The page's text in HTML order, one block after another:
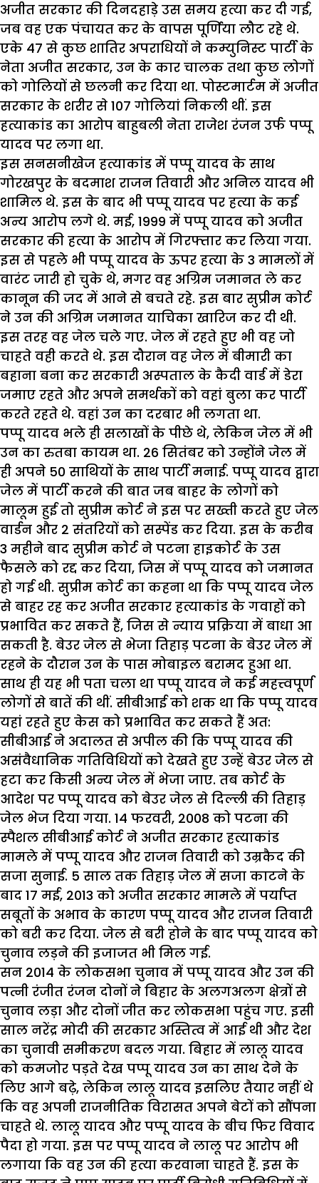
अजीत सरकार की दिनदहाड़े उस समय हत्या कर दी गई,
जब वह एक पंचायत कर के वापस पूर्णिया लौट रहे थे.
एके 47 से कुछ शातिर अपराधियों ने कम्युनिस्ट पार्टी के
नेता अजीत सरकार, उन के कार चालक तथा कुछ लोगों
को गोलियों से छलनी कर दिया था. पोस्टमार्टम में अजीत
सरकार के शरीर से 107 गोलियां निकली थीं. इस
हत्याकांड का आरोप बाहुबली नेता राजेश रंजन उर्फ पप्पू
यादव पर लगा था.
इस सनसनीखेज हत्याकांड में पप्पू यादव के साथ
गोरखपुर के बदमाश राजन तिवारी और अनिल यादव भी
शामिल थे. इस के बाद भी पप्पू यादव पर हत्या के कई
अन्य आरोप लगे थे. मई, 1999 में पप्पू यादव को अजीत
सरकार की हत्या के आरोप में गिरफ्तार कर लिया गया.
इस से पहले भी पप्पू यादव के ऊपर हत्या के 3 मामलों में
वारंट जारी हो चुके थे, मगर वह अग्रिम जमानत ले कर
कानून की जद में आने से बचते रहे. इस बार सुप्रीम कोर्ट
ने उन की अग्रिम जमानत याचिका खारिज कर दी थी.
इस तरह वह जेल चले गए. जेल में रहते हुए भी वह जो
चाहते वही करते थे. इस दौरान वह जेल में बीमारी का
बहाना बना कर सरकारी अस्पताल के कैदी वार्ड में डेरा
जमाए रहते और अपने समर्थकों को वहां बुला कर पार्टी
करते रहते थे. वहां उन का दरबार भी लगता था.
पप्पू यादव भले ही सलाखों के पीछे थे, लेकिन जेल में भी
उन का रुतबा कायम था. 26 सितंबर को उन्होंने जेल में
ही अपने 50 साथियों के साथ पार्टी मनाई. पप्पू यादव द्वारा
जेल में पार्टी करने की बात जब बाहर के लोगों को
मालूम हुई तो सुप्रीम कोर्ट ने इस पर सख्ती करते हुए जेल
वार्डन और 2 संतरियों को सस्पेंड कर दिया. इस के करीब
3 महीने बाद सुप्रीम कोर्ट ने पटना हाइकोर्ट के उस
फैसले को रद्द कर दिया, जिस में पप्पू यादव को जमानत
हो गई थी. सुप्रीम कोर्ट का कहना था कि पप्पू यादव जेल
से बाहर रह कर अजीत सरकार हत्याकांड के गवाहों को
प्रभावित कर सकते हैं, जिस से न्याय प्रक्रिया में बाधा आ
सकती है. बेउर जेल से भेजा तिहाड़ पटना के बेउर जेल में
रहने के दौरान उन के पास मोबाइल बरामद हुआ था.
साथ ही यह भी पता चला था पप्पू यादव ने कई महत्त्वपूर्ण
लोगों से बातें की थीं. सीबीआई को शक था कि पप्पू यादव
यहां रहते हुए केस को प्रभावित कर सकते हैं अत:
सीबीआई ने अदालत से अपील की कि पप्पू यादव की
असंवैधानिक गतिविधियों को देखते हुए उन्हें बेउर जेल से
हटा कर किसी अन्य जेल में भेजा जाए. तब कोर्ट के
आदेश पर पप्पू यादव को बेउर जेल से दिल्ली की तिहाड़
जेल भेज दिया गया. 14 फरवरी, 2008 को पटना की
स्पैशल सीबीआई कोर्ट ने अजीत सरकार हत्याकांड
मामले में पप्पू यादव और राजन तिवारी को उम्रकैद की
सजा सुनाई. 5 साल तक तिहाड़ जेल में सजा काटने के
बाद 17 मई, 2013 को अजीत सरकार मामले में पर्याप्त
सबूतों के अभाव के कारण पप्पू यादव और राजन तिवारी
को बरी कर दिया. जेल से बरी होने के बाद पप्पू यादव को
चुनाव लड़ने की इजाजत भी मिल गई.
सन 2014 के लोकसभा चुनाव में पप्पू यादव और उन की
पत्नी रंजीत रंजन दोनों ने बिहार के अलगअलग क्षेत्रों से
चुनाव लड़ा और दोनों जीत कर लोकसभा पहुंच गए. इसी
साल नरेंद्र मोदी की सरकार अस्तित्व में आई थी और देश
का चुनावी समीकरण बदल गया. बिहार में लालू यादव
को कमजोर पड़ते देख पप्पू यादव उन का साथ देने के
लिए आगे बढ़े, लेकिन लालू यादव इसलिए तैयार नहीं थे
कि वह अपनी राजनीतिक विरासत अपने बेटों को सौंपना
चाहते थे. लालू यादव और पप्पू यादव के बीच फिर विवाद
पैदा हो गया. इस पर पप्पू यादव ने लालू पर आरोप भी
लगाया कि वह उन की हत्या करवाना चाहते हैं. इस के